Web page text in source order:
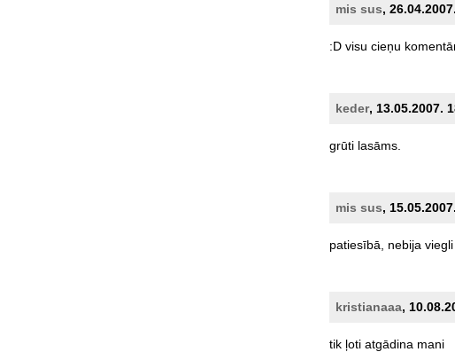
mis sus,
:D visu cieņu
keder, 13.05.2007.
grūti lasāms.
mis sus,
patiesībā, nebija viegli
kristianaaa,
tik ļoti atgādina mani